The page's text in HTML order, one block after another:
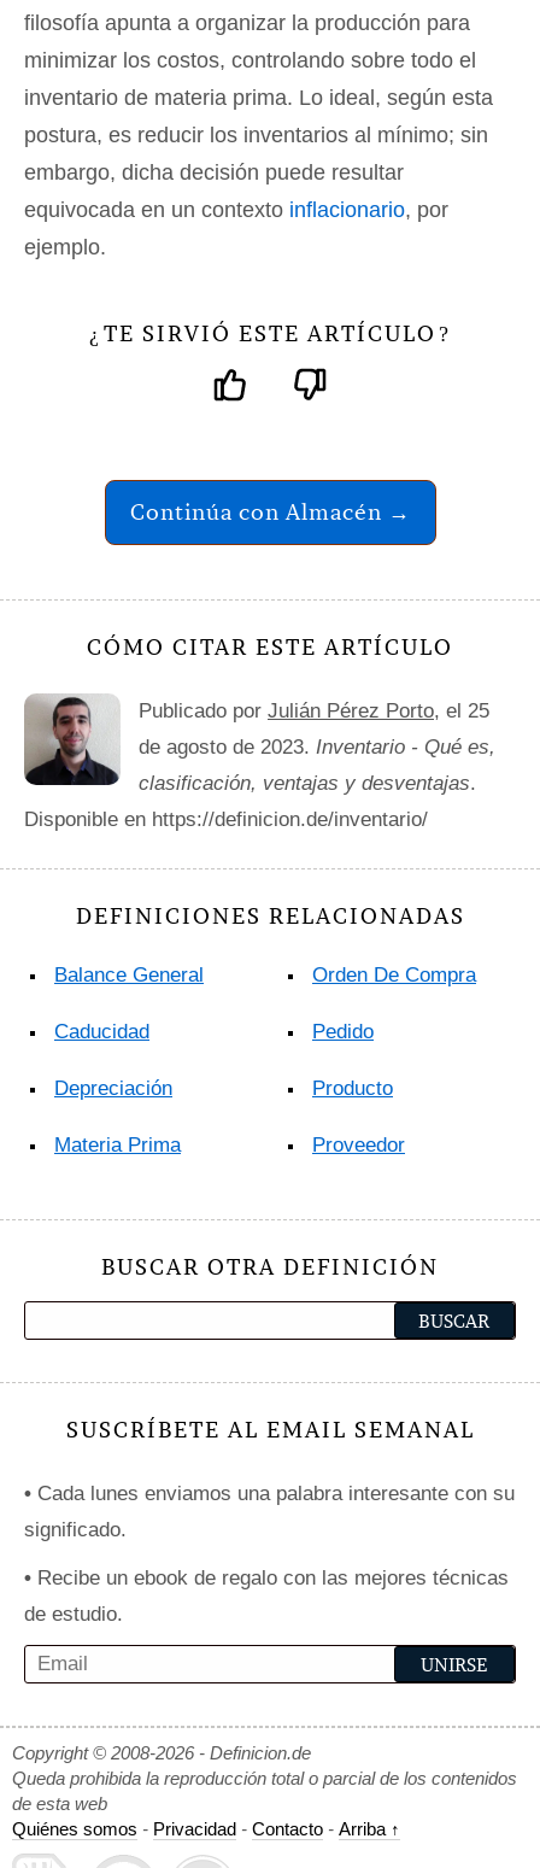
filosofía apunta a organizar la producción para
minimizar los costos, controlando sobre todo el
inventario de materia prima. Lo ideal, según esta
postura, es reducir los inventarios al mínimo; sin
embargo, dicha decisión puede resultar
equivocada en un contexto inflacionario, por
ejemplo.
¿ TE SIRVIÓ ESTE ARTÍCULO ?
Continúa con Almacén →
CÓMO CITAR ESTE ARTÍCULO
Publicado por Julián Pérez Porto, el 25
de agosto de 2023. Inventario - Qué es,
clasificación, ventajas y desventajas.
Disponible en https://definicion.de/inventario/
DEFINICIONES RELACIONADAS
Balance General
Caducidad
Depreciación
Materia Prima
Orden De Compra
Pedido
Producto
Proveedor
BUSCAR OTRA DEFINICIÓN
SUSCRÍBETE AL EMAIL SEMANAL
• Cada lunes enviamos una palabra interesante con su
significado.
• Recibe un ebook de regalo con las mejores técnicas
de estudio.
Copyright © 2008-2026 - Definicion.de
Queda prohibida la reproducción total o parcial de los contenidos
de esta web
Quiénes somos - Privacidad - Contacto - Arriba ↑